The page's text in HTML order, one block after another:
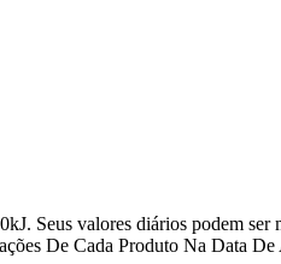
Seus valores diários podem
De Cada Produto Na Data